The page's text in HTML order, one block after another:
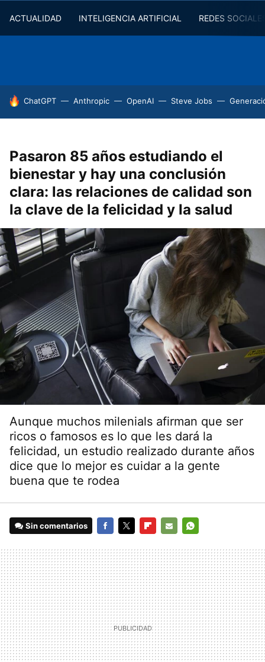
ACTUALIDAD INTELIGENCIA ARTIFICIAL REDES
HOY SE HABLA DE
ChatGPT Anthropic OpenAI Steve Jobs
Pasaron 85 años estudiando el
bienestar y hay una conclusión
clara: las relaciones de calidad son
la clave de la felicidad y la salud
Aunque muchos milenials afirman que ser
ricos o famosos es lo que les dará la
felicidad, un estudio realizado durante años
dice que lo mejor es cuidar a la gente
buena que te rodea
Sin comentarios
MAIL